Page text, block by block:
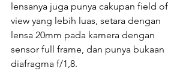
lensanya juga punya cakupan field of
view yang lebih luas, setara dengan
lensa 20mm pada kamera dengan
sensor full frame, dan punya bukaan
diafragma f/1,8.